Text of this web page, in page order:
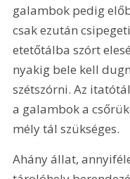
galambok pedig
csak ezután
etetőtálba szórt
nyakig bele kell
szétszórni. Az
a galambok a
mély tál szükséges.
Ahány állat,